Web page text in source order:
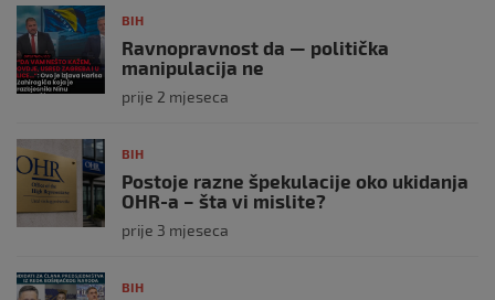
BIH
Ravnopravnost da — politička
manipulacija ne
prije 2 mjeseca
BIH
Postoje razne špekulacije oko ukidanja
OHR-a – šta vi mislite?
prije 3 mjeseca
BIH